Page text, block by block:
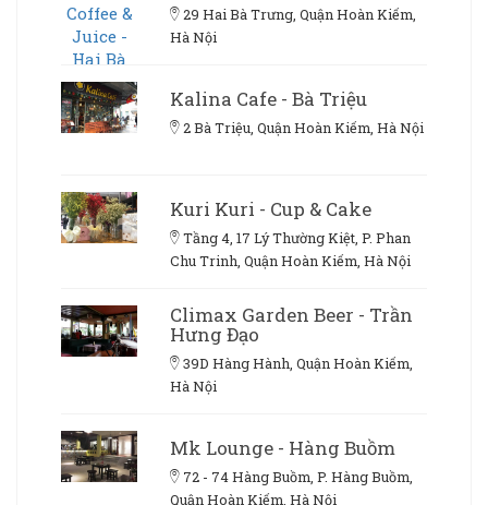
29 Hai Bà Trưng, Quận Hoàn Kiếm,
Hà Nội
Kalina Cafe - Bà Triệu
2 Bà Triệu, Quận Hoàn Kiếm, Hà Nội
Kuri Kuri - Cup & Cake
Tầng 4, 17 Lý Thường Kiệt, P. Phan
Chu Trinh, Quận Hoàn Kiếm, Hà Nội
Climax Garden Beer - Trần
Hưng Đạo
39D Hàng Hành, Quận Hoàn Kiếm,
Hà Nội
Mk Lounge - Hàng Buồm
72 - 74 Hàng Buồm, P. Hàng Buồm,
Quận Hoàn Kiếm, Hà Nội